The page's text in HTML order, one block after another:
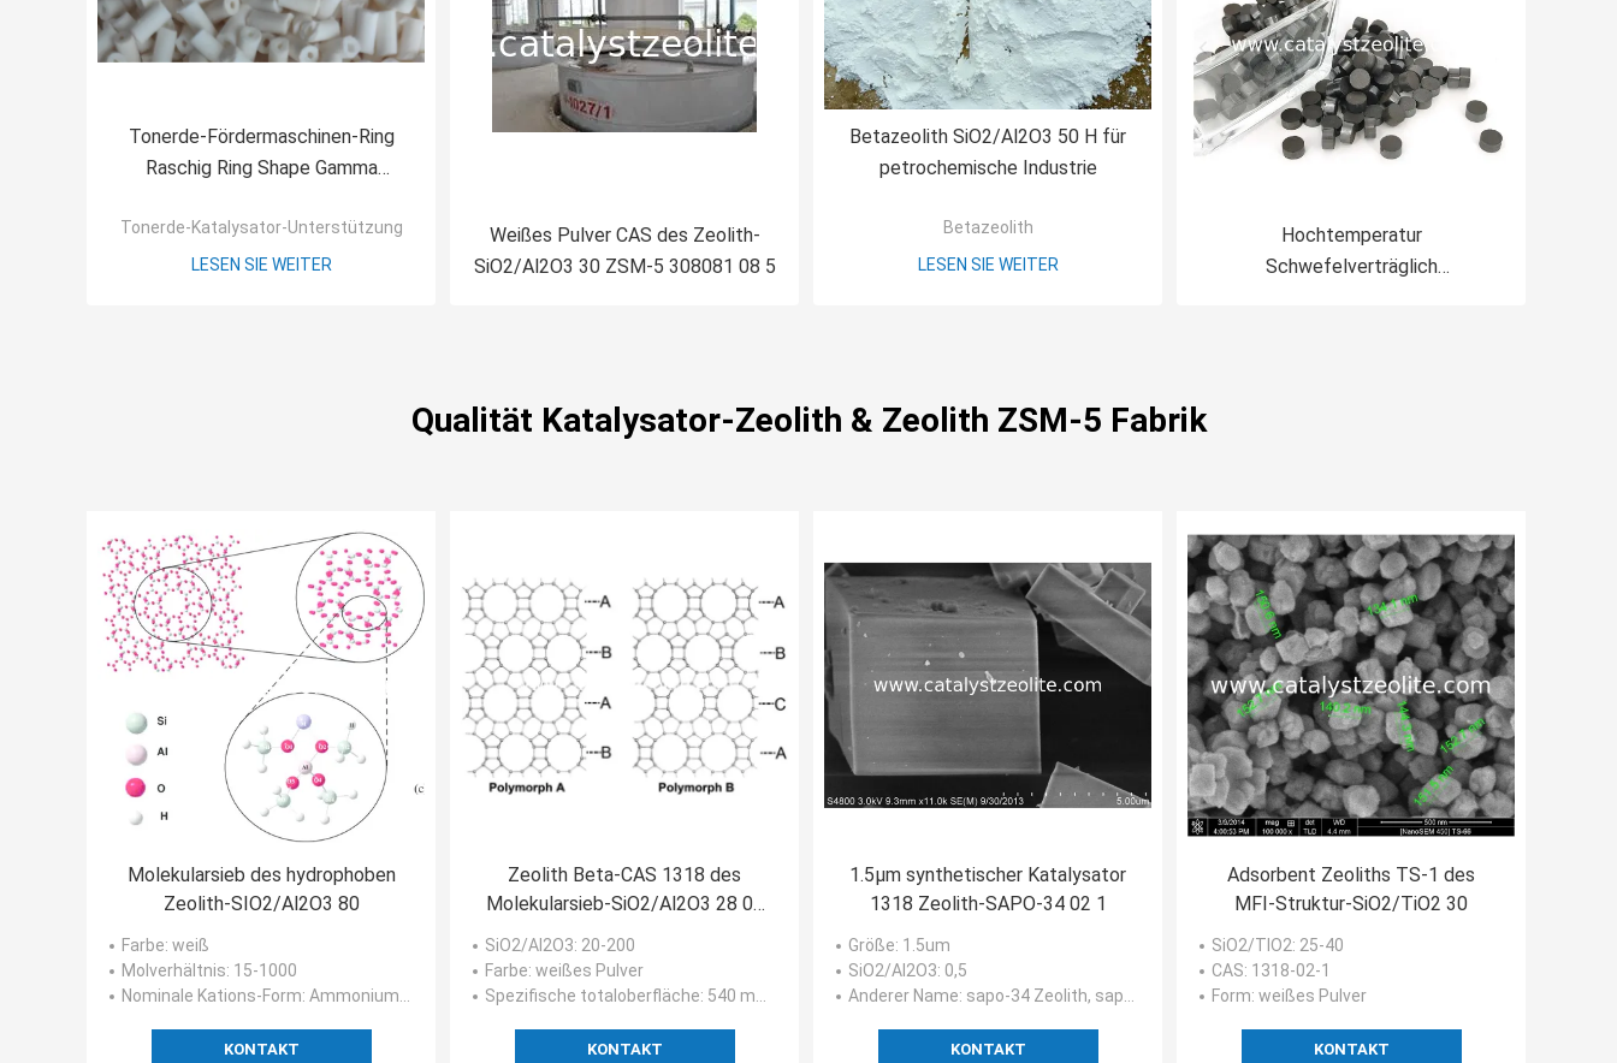
Tonerde-Fördermaschinen-Ring
Raschig Ring Shape Gamma
6.4mm
Tonerde-Katalysator-Unterstützung
LESEN SIE WEITER
Weißes Pulver CAS des Zeolith-
SiO2/Al2O3 30 ZSM-5 308081 08 5
Betazeolith SiO2/Al2O3 50 H für
petrochemische Industrie
Betazeolith
LESEN SIE WEITER
Hochtemperatur
Schwefelverträglich
Qualität Katalysator-Zeolith & Zeolith ZSM-5 Fabrik
Molekularsieb des hydrophoben
Zeolith-SIO2/Al2O3 80
Farbe: weiß
Molverhältnis: 15-1000
Nominale Kations-Form: Ammonium/Wasserstoff
KONTAKT
Zeolith Beta-CAS 1318 des
Molekularsieb-SiO2/Al2O3 28 02
1
SiO2/Al2O3: 20-200
Farbe: weißes Pulver
Spezifische totaloberfläche: 540 m2/g
KONTAKT
1.5µm synthetischer Katalysator
1318 Zeolith-SAPO-34 02 1
Größe: 1.5um
SiO2/Al2O3: 0,5
Anderer Name: sapo-34 Zeolith, sapo-34 Molekularsieb, Katalysator sapo-34
KONTAKT
Adsorbent Zeoliths TS-1 des
MFI-Struktur-SiO2/TiO2 30
SiO2/TIO2: 25-40
CAS: 1318-02-1
Form: weißes Pulver
KONTAKT